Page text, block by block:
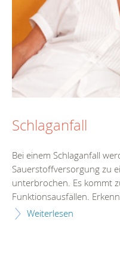
Schlaganfall
Bei einem Schlaganfall
Sauerstoffversorgung zu
unterbrochen. Es kommt
Funktionsausfällen.
Weiterlesen